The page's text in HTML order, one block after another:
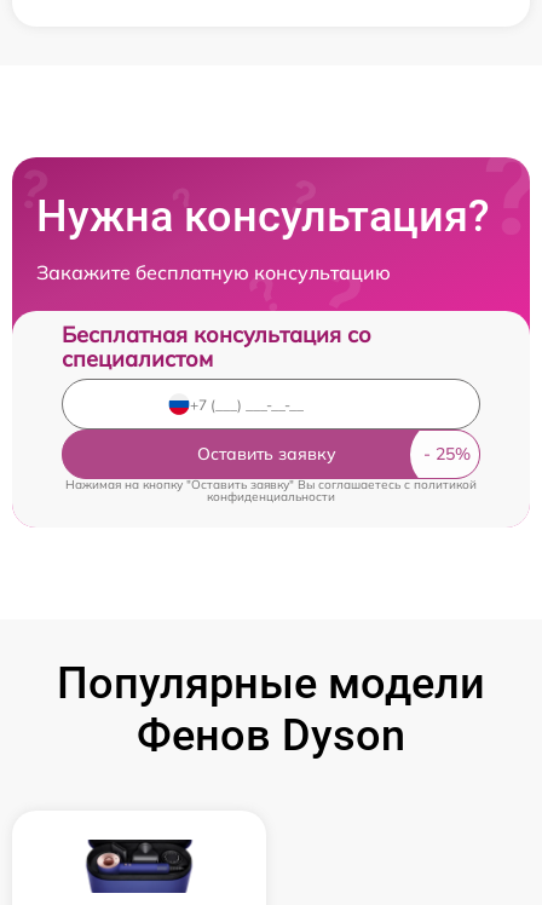
Нужна консультация?
Закажите бесплатную консультацию
Бесплатная консультация со
специалистом
Оставить заявку
Нажимая на кнопку "Оставить заявку" Вы соглашаетесь c политикой
конфиденциальности
Популярные модели
Фенов Dyson